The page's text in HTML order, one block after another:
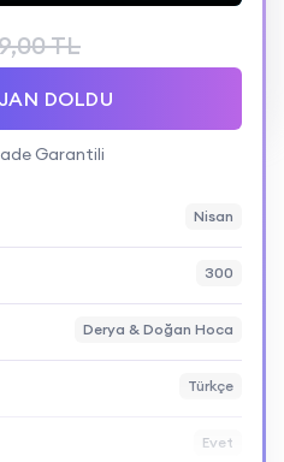
TL
DOLDU
Garantili
Nisan
300
Derya & Doğan Hoca
Türkçe
Evet